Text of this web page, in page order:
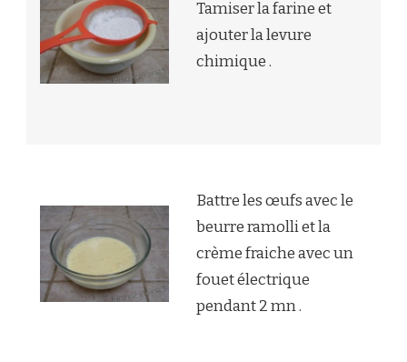
Tamiser la farine et
ajouter la levure
chimique .
Battre les œufs avec le
beurre ramolli et la
crème fraiche avec un
fouet électrique
pendant 2 mn .